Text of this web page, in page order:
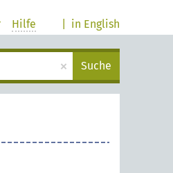
in English
Hilfe
× Suche